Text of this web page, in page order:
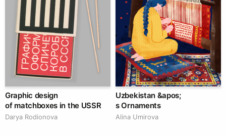
Graphic design
of matchboxes in the USSR
Darya Rodionova
Uzbekistan &apos;
s Ornaments
Alina Umirova